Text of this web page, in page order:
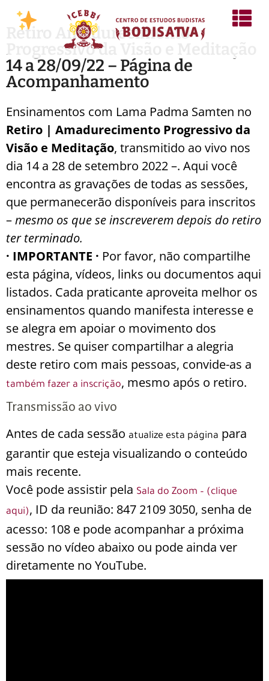
Retiro Amadurecimento
Progressivo da Visão e Meditação
14 a 28/09/22 – Página de
Acompanhamento
Ensinamentos com Lama Padma Samten no
Retiro | Amadurecimento Progressivo da
Visão e Meditação, transmitido ao vivo nos
dia 14 a 28 de setembro 2022 –. Aqui você
encontra as gravações de todas as sessões,
que permanecerão disponíveis para inscritos
–mesmo os que se inscreverem depois do retiro
ter terminado.
· IMPORTANTE · Por favor, não compartilhe
esta página, vídeos, links ou documentos aqui
listados. Cada praticante aproveita melhor os
ensinamentos quando manifesta interesse e
se alegra em apoiar o movimento dos
mestres. Se quiser compartilhar a alegria
deste retiro com mais pessoas, convide-as a
também fazer a inscrição, mesmo após o retiro.
Transmissão ao vivo
Antes de cada sessão atualize esta página para
garantir que esteja visualizando o conteúdo
mais recente.
Você pode assistir pela Sala do Zoom – (clique
aqui), ID da reunião: 847 2109 3050, senha de
acesso: 108 e pode acompanhar a próxima
sessão no vídeo abaixo ou pode ainda ver
diretamente no YouTube.